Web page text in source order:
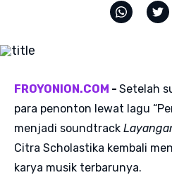
FROYONION.COM - Setelah
para penonton lewat lagu
menjadi soundtrack
Citra Scholastika kembali
karya musik terbarunya.